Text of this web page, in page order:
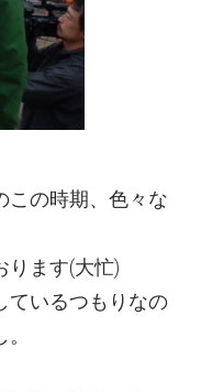
この時期、色々な
ります(大忙)
ているつもりなの